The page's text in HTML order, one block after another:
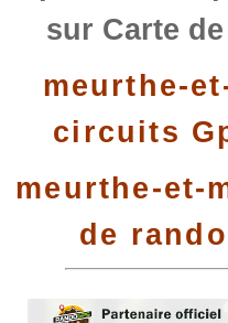
sur Carte
meurthe-
circuits
meurthe-et-
de